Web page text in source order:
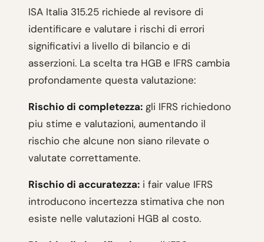
ISA Italia 315.25 richiede al revisore di
identificare e valutare i rischi di errori
significativi a livello di bilancio e di
asserzioni. La scelta tra HGB e IFRS cambia
profondamente questa valutazione:
Rischio di completezza: gli IFRS richiedono
piu stime e valutazioni, aumentando il
rischio che alcune non siano rilevate o
valutate correttamente.
Rischio di accuratezza: i fair value IFRS
introducono incertezza stimativa che non
esiste nelle valutazioni HGB al costo.